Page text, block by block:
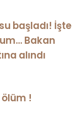
başladı! İşte
Bakan
alındı
!